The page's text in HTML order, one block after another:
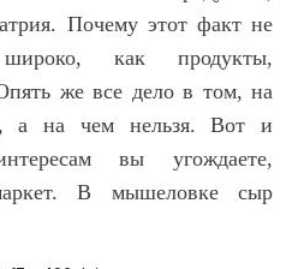
Почему этот факт не
как продукты,
же все дело в том, на
а на чем нельзя. Вот и
вы угождаете,
В мышеловке сыр